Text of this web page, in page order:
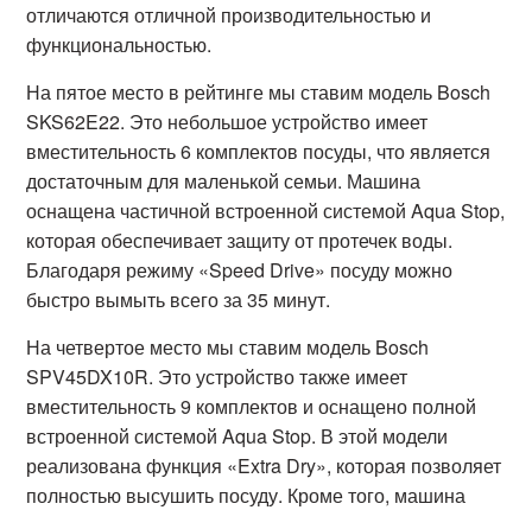
отличаются отличной производительностью и
функциональностью.
На пятое место в рейтинге мы ставим модель Bosch
SKS62E22. Это небольшое устройство имеет
вместительность 6 комплектов посуды, что является
достаточным для маленькой семьи. Машина
оснащена частичной встроенной системой Aqua Stop,
которая обеспечивает защиту от протечек воды.
Благодаря режиму «Speed Drive» посуду можно
быстро вымыть всего за 35 минут.
На четвертое место мы ставим модель Bosch
SPV45DX10R. Это устройство также имеет
вместительность 9 комплектов и оснащено полной
встроенной системой Aqua Stop. В этой модели
реализована функция «Extra Dry», которая позволяет
полностью высушить посуду. Кроме того, машина